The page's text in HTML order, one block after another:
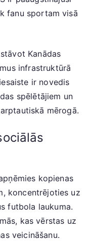
fanu sportam visā
Kanādas
infrastruktūrā
ir novedis
spēlētājiem un
mērogā.
kopienas
koncentrējoties uz
futbola laukuma.
kas vērstas uz
veicināšanu.